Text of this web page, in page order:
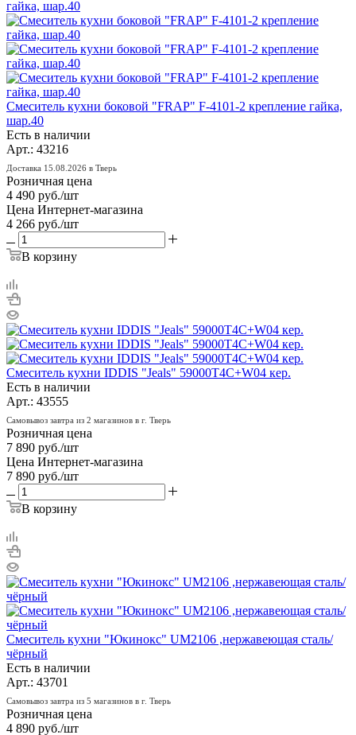
Смеситель кухни боковой "FRAP" F-4101-2 крепление гайка,
шар.40
Есть в наличии
Арт.: 43216
Доставка 15.08.2026 в Тверь
Розничная цена
4 490 руб./шт
Цена Интернет-магазина
4 266 руб./шт
В корзину
Смеситель кухни IDDIS "Jeals" 59000Т4С+W04 кер.
Есть в наличии
Арт.: 43555
Самовывоз завтра из 2 магазинов в г. Тверь
Розничная цена
7 890 руб./шт
Цена Интернет-магазина
7 890 руб./шт
В корзину
Смеситель кухни "Юкинокс" UM2106 ,нержавеющая сталь/
чёрный
Есть в наличии
Арт.: 43701
Самовывоз завтра из 5 магазинов в г. Тверь
Розничная цена
4 890 руб./шт